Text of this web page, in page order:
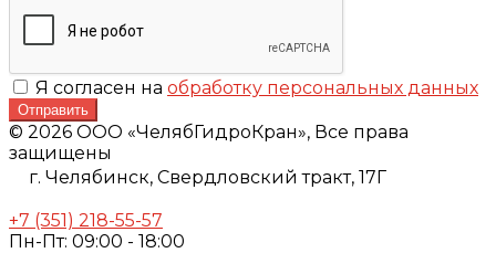
Я согласен на обработку персональных данных
Отправить
© 2026 ООО «ЧелябГидроКран», Все права
защищены
г. Челябинск, Свердловский тракт, 17Г
+7 (351) 218-55-57
Пн-Пт: 09:00 - 18:00